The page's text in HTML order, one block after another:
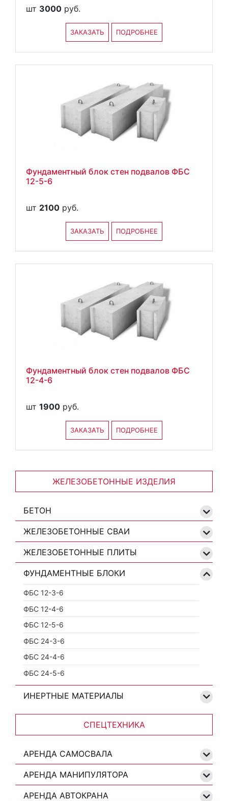
ЖЕЛЕЗОБЕТОННЫЕ ИЗДЕЛИЯ
БЕТОН
ЖЕЛЕЗОБЕТОННЫЕ СВАИ
ЖЕЛЕЗОБЕТОННЫЕ ПЛИТЫ
ФУНДАМЕНТНЫЕ БЛОКИ
ФБС 12-3-6
ФБС 12-4-6
ФБС 12-5-6
ФБС 24-3-6
ФБС 24-4-6
ФБС 24-5-6
ИНЕРТНЫЕ МАТЕРИАЛЫ
СПЕЦТЕХНИКА
АРЕНДА САМОСВАЛА
АРЕНДА МАНИПУЛЯТОРА
АРЕНДА АВТОКРАНА
шт 3000 руб.
ЗАКАЗАТЬ ПОДРОБНЕЕ
Фундаментный блок стен подвалов ФБС
12-5-6
шт 2100 руб.
ЗАКАЗАТЬ ПОДРОБНЕЕ
Фундаментный блок стен подвалов ФБС
12-4-6
шт 1900 руб.
ЗАКАЗАТЬ ПОДРОБНЕЕ